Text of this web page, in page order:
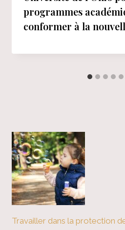
programmes
conformer à la
Travailler dans la protection